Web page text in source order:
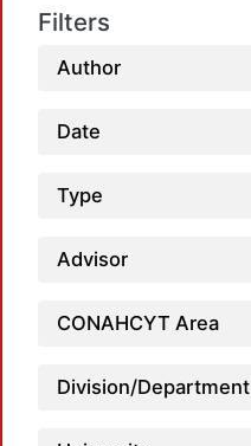
Filters
Author
Date
Type
Advisor
CONAHCYT Area
Division/Department